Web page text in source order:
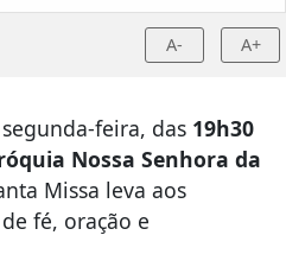
A- A+
feira, das 19h30
Nossa Senhora da
Missa leva aos
fé, oração e